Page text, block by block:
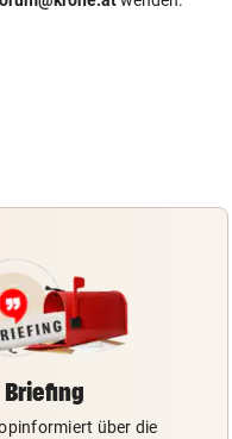
Briefing
über die